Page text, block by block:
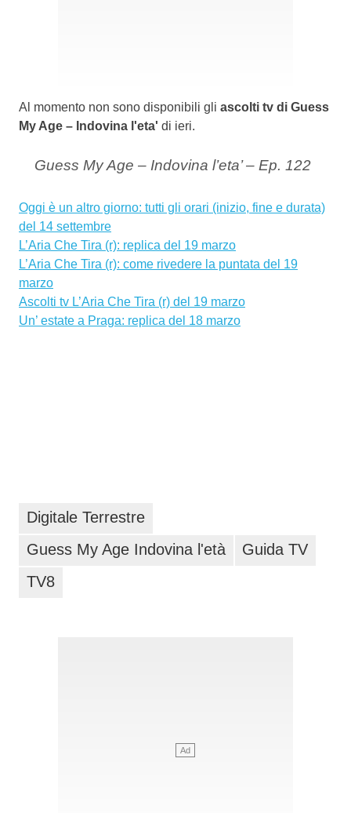
Al momento non sono disponibili gli ascolti tv di Guess
My Age – Indovina l'eta' di ieri.
Guess My Age – Indovina l’eta’ – Ep. 122
Oggi è un altro giorno: tutti gli orari (inizio, fine e durata)
del 14 settembre
L’Aria Che Tira (r): replica del 19 marzo
L’Aria Che Tira (r): come rivedere la puntata del 19
marzo
Ascolti tv L’Aria Che Tira (r) del 19 marzo
Un’ estate a Praga: replica del 18 marzo
Digitale Terrestre
Guess My Age Indovina l'età
Guida TV
TV8